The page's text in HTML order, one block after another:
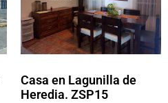
Casa en Lagunilla de
Heredia. ZSP15